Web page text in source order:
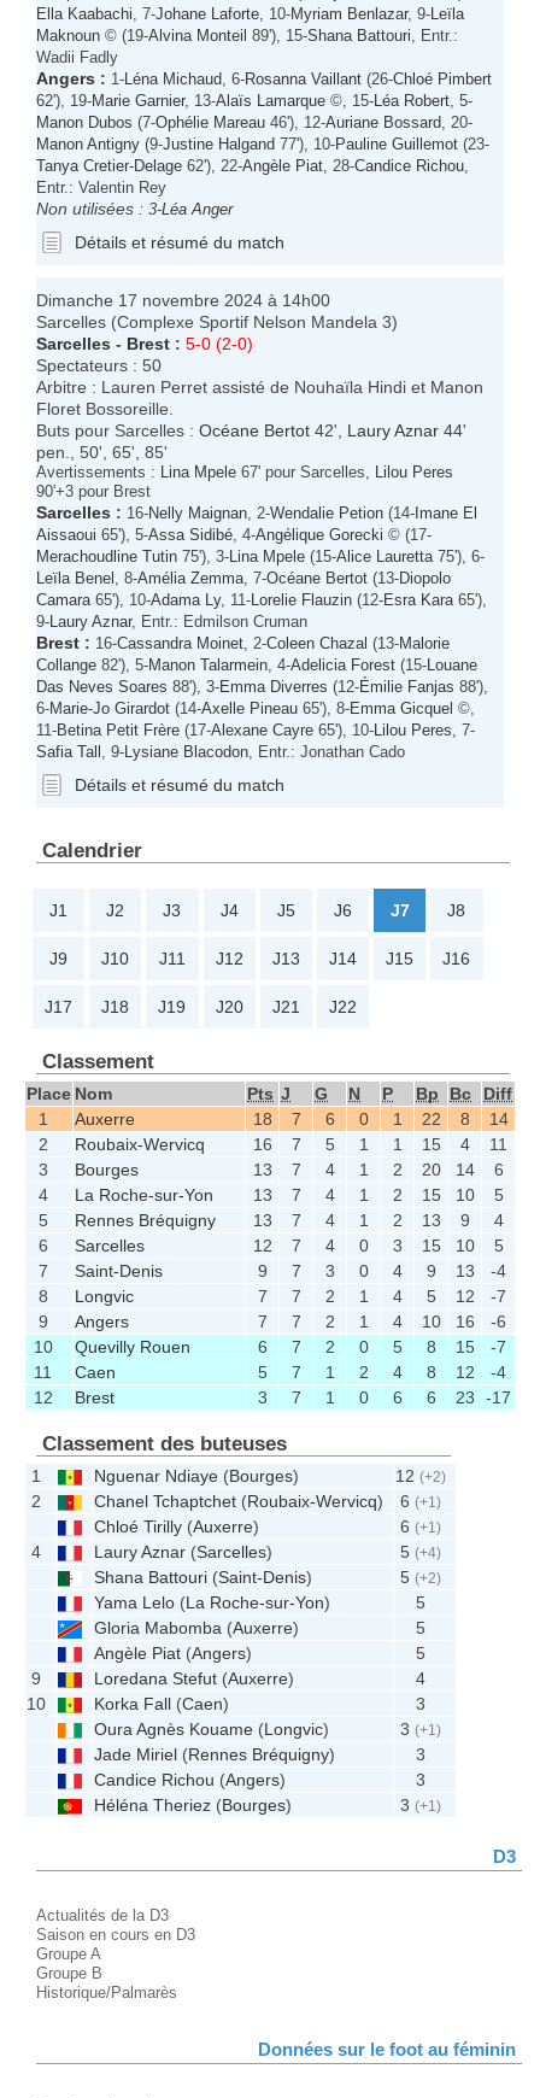
Ella Kaabachi , 7-Johane Laforte , 10-Myriam Benlazar, 9- Leïla
Maknoun © (19-Alvina Monteil 89'), 15-Shana Battouri , Entr.:
Wadii Fadly
Angers : 1- Léna Michaud , 6-Rosanna Vaillant (26-Chloé Pimbert
62'), 19-Marie Garnier, 13-Alaïs Lamarque ©, 15- Léa Robert , 5-
Manon Dubos (7-Ophélie Mareau 46'), 12-Auriane Bossard , 20-
Manon Antigny (9-Justine Halgand 77'), 10-Pauline Guillemot (23-
Tanya Cretier-Delage 62'), 22-Angèle Piat , 28-Candice Richou
Entr.: Valentin Rey
Non utilisées : 3-Léa Anger
Détails et résumé du match
Dimanche 17 novembre 2024 à 14h00
Sarcelles (Complexe Sportif Nelson Mandela 3)
Sarcelles - Brest : 5-0 (2-0)
Spectateurs : 50
Arbitre : Lauren Perret assisté de Nouhaïla Hindi et Manon
Floret Bossoreille.
Buts pour Sarcelles : Océane Bertot 42', Laury Aznar 44'
pen., 50', 65', 85'
Avertissements : Lina Mpele 67' pour Sarcelles,
Lilou Peres
90'+3 pour Brest
Sarcelles : 16-Nelly Maignan , 2-Wendalie Petion (14- Imane El
Aissaoui 65'), 5-Assa Sidibé , 4-Angélique Gorecki © (17-
Merachoudline Tutin 75'), 3- Lina Mpele (15-Alice Lauretta 75'), 6-
Leïla Benel
, 8-Amélia Zemma , 7-Océane Bertot (13-Diopolo
Camara 65'), 10-Adama Ly, 11- Lorelie Flauzin (12-Esra Kara 65'),
9- Laury Aznar, Entr.: Edmilson Cruman
Brest : 16-Cassandra Moinet , 2-Coleen Chazal (13-Malorie
Collange 82'), 5-Manon Talarmein , 4-Adelicia Forest (15- Louane
Das Neves Soares 88'), 3-Emma Diverres (12-Émilie Fanjas 88'),
6-Marie-Jo Girardot (14-Axelle Pineau 65'), 8-Emma Gicquel ©,
11-Betina Petit Frère (17-Alexane Cayre 65'), 10- Lilou Peres , 7-
Safia Tall
, 9- Lysiane Blacodon , Entr.: Jonathan Cado
Détails et résumé du match
Calendrier
J1 J2 J3 J4 J5 J6 J7 J8
J9 J10 J11 J12 J13 J14 J15 J16
J17 J18 J19 J20 J21 J22
Classement
Place Nom Pts J G N P Bp Bc
Diff
1
Auxerre 18 7 6 0 1 22 8
14
2
Roubaix-Wervicq 16 7 5 1 1 15 4
11
3
Bourges 13 7 4 1 2 20 14
6
4
La Roche-sur-Yon 13 7 4 1 2 15 10
5
5
Rennes Bréquigny 13 7 4 1 2 13 9
4
6
Sarcelles 12 7 4 0 3 15 10
5
7
Saint-Denis 9 7 3 0 4 9 13
-4
8
Longvic 7 7 2 1 4 5 12
-7
9
Angers 7 7 2 1 4 10 16
-6
10
Quevilly Rouen 6 7 2 0 5 8 15
-7
11
Caen 5 7 1 2 4 8 12
-4
12
Brest 3 7 1 0 6 6 23 -17
Classement des buteuses
1 Nguenar Ndiaye (Bourges) 12(+2)
2 Chanel Tchaptchet (Roubaix-Wervicq) 6(+1)
Chloé Tirilly (Auxerre) 6(+1)
4 Laury Aznar (Sarcelles) 5(+4)
Shana Battouri (Saint-Denis) 5(+2)
Yama Lelo (La Roche-sur-Yon)
5
Gloria Mabomba (Auxerre)
5
Angèle Piat (Angers)
5
9
Loredana Stefut (Auxerre)
4
10
Korka Fall (Caen)
3
Oura Agnès Kouame (Longvic) 3(+1)
Jade Miriel (Rennes Bréquigny)
3
Candice Richou (Angers)
3
Héléna Theriez (Bourges) 3(+1)
D3
Actualités de la D3
Saison en cours en D3
Groupe A
Groupe B
Historique/Palmarès
Données sur le foot au féminin